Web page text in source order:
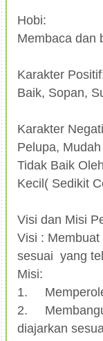
Hobi:
Membaca dan
Karakter
Baik, Sopan,
Karakter
Pelupa,
Tidak Baik
Kecil( Sedikit
Visi dan Misi
Visi :
sesuai yang
Misi:
1.
2.
diajarkan